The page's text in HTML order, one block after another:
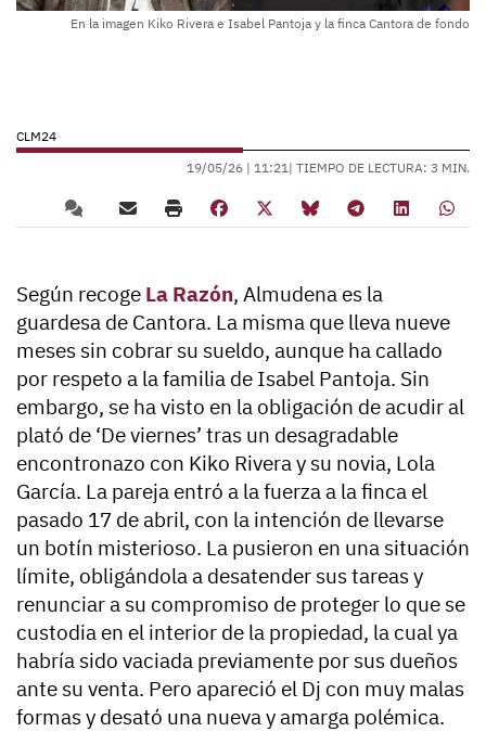
En la imagen Kiko Rivera e Isabel Pantoja y la finca Cantora de fondo
CLM24
19/05/26 | 11:21| TIEMPO DE LECTURA: 3 MIN.
Según recoge La Razón, Almudena es la
guardesa de Cantora. La misma que lleva nueve
meses sin cobrar su sueldo, aunque ha callado
por respeto a la familia de Isabel Pantoja. Sin
embargo, se ha visto en la obligación de acudir al
plató de ‘De viernes’ tras un desagradable
encontronazo con Kiko Rivera y su novia, Lola
García. La pareja entró a la fuerza a la finca el
pasado 17 de abril, con la intención de llevarse
un botín misterioso. La pusieron en una situación
límite, obligándola a desatender sus tareas y
renunciar a su compromiso de proteger lo que se
custodia en el interior de la propiedad, la cual ya
habría sido vaciada previamente por sus dueños
ante su venta. Pero apareció el Dj con muy malas
formas y desató una nueva y amarga polémica.